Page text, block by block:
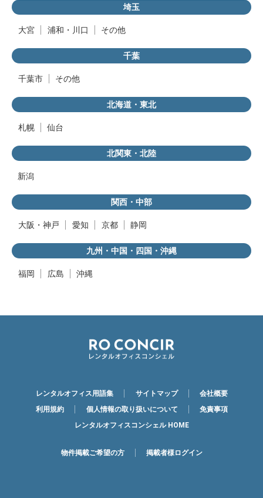
埼玉
大宮 浦和・川口 その他
千葉
千葉市 その他
北海道・東北
札幌 仙台
北関東・北陸
新潟
関西・中部
大阪・神戸 愛知 京都 静岡
九州・中国・四国・沖縄
福岡 広島 沖縄
レンタルオフィス用語集 サイトマップ
会社概要
利用規約
個人情報の取り扱いについて
免責事項
レンタルオフィスコンシェル HOME
物件掲載ご希望の方 掲載者様ログイン